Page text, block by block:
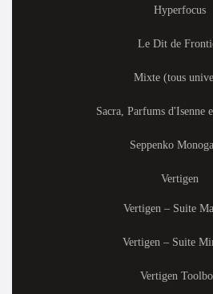
Hyperfocus
Le Dit de
Mixte (tous
Sacra, Parfums d'Isenne
Seppenko
Vertigen
Vertigen – Suite
Vertigen – Suite
Vertigen